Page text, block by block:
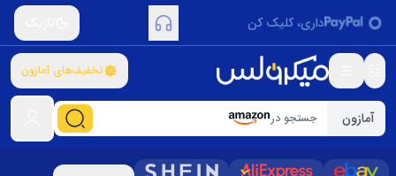
داری، کلیک کن
تخفیف‌های آمازون
آمازون جستجو در